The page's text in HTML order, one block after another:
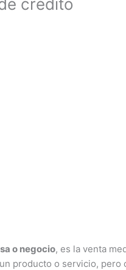
crédito
o negocio, es la venta
producto o servicio,